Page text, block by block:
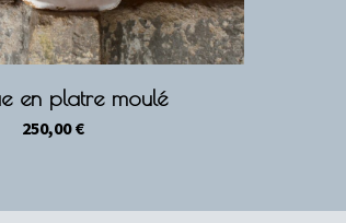
en platre moulé
250,00€